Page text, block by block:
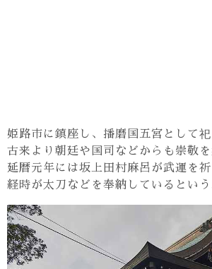
姫路市に鎮座し、播磨国五宮として祀
古来より朝廷や国司などからも崇敬を
延暦元年には坂上田村麻呂が武運を
経時が太刀などを奉納しているという